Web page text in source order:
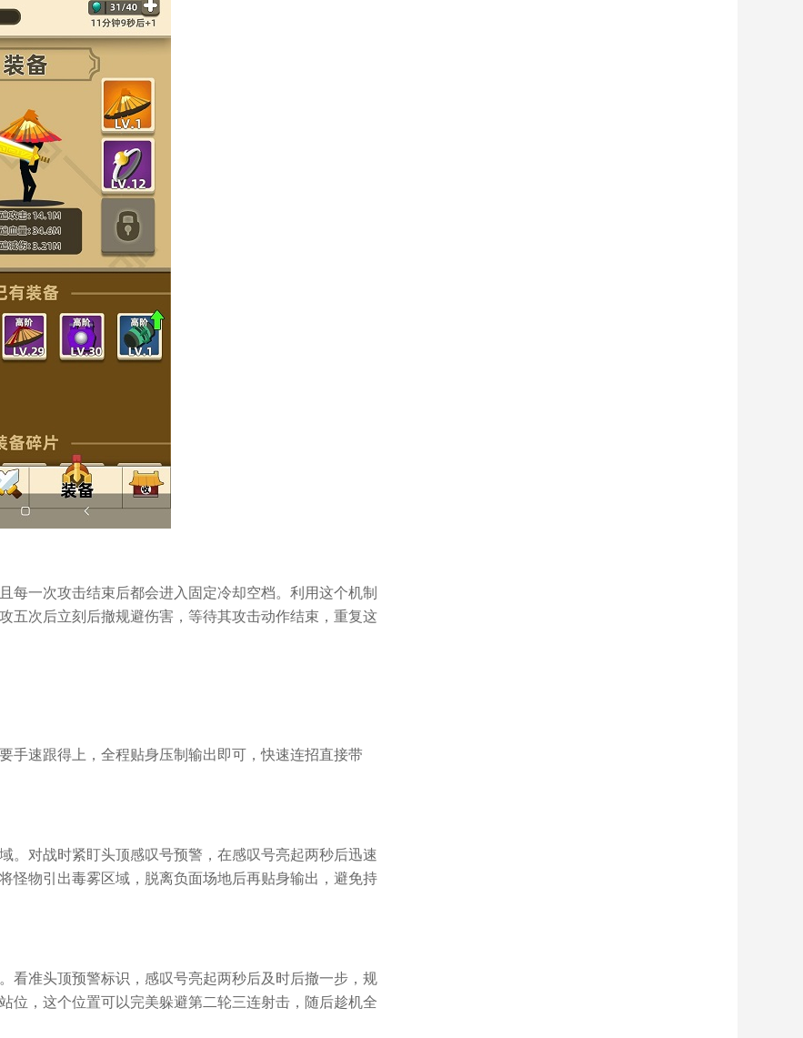
每一次攻击结束后都会进入固定冷却空档。利用这个机制
攻五次后立刻后撤规避伤害，等待其攻击动作结束，重复这
手速跟得上，全程贴身压制输出即可，快速连招直接带
。对战时紧盯头顶感叹号预警，在感叹号亮起两秒后迅速
怪物引出毒雾区域，脱离负面场地后再贴身输出，避免持
看准头顶预警标识，感叹号亮起两秒后及时后撤一步，规
位，这个位置可以完美躲避第二轮三连射击，随后趁机全